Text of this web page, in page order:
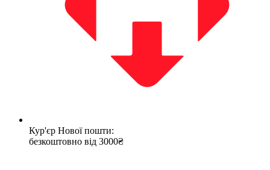
Кур'єр Нової пошти:
безкоштовно від 3000₴